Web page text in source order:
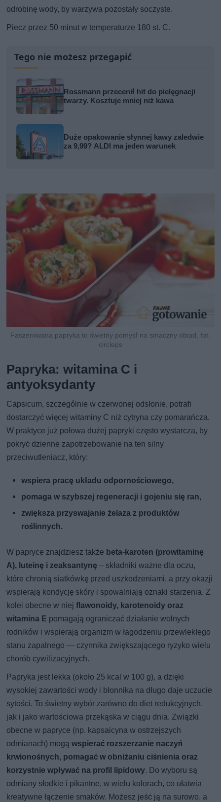
odrobinę wody, by warzywa pozostały soczyste.
Piecz przez 50 minut w temperaturze 180 st. C.
Tego nie możesz przegapić
Rossmann przecenił hit do pielęgnacji
twarzy. Kosztuje mniej niż kawa
Duże opakowanie słynnej kawy zaledwie
za 9,99? ALDI ma jeden warunek
Faszerowana papryka to świetny pomysł na smaczny obiad, fot.
circleps
Papryka: witamina C i
antyoksydanty
Capsicum, szczególnie w czerwonej odsłonie, potrafi
dostarczyć więcej witaminy C niż cytryna czy pomarańcza.
W praktyce już połowa dużej papryki często wystarcza, by
pokryć dzienne zapotrzebowanie na ten silny
przeciwutleniacz, który:
wspiera pracę układu odpornościowego,
pomaga w szybszej regeneracji i gojeniu się ran,
zwiększa przyswajanie żelaza z produktów
roślinnych.
W papryce znajdziesz także beta-karoten (prowitaminę
A), luteinę i zeaksantynę – składniki ważne dla oczu,
które chronią siatkówkę przed uszkodzeniami, a przy okazji
wspierają kondycję skóry i spowalniają oznaki starzenia. Z
kolei obecne w niejflawonoidy, karotenoidy oraz
witamina E pomagają ograniczać działanie wolnych
rodników i wspierają organizm w łagodzeniu przewlekłego
stanu zapalnego — czynnika zwiększającego ryzyko wielu
chorób cywilizacyjnych.
Papryka jest lekka (około 25 kcal w 100 g), a dzięki
wysokiej zawartości wody i błonnika na długo daje uczucie
sytości. To świetny wybór zarówno do diet redukcyjnych,
jak i jako wartościowa przekąska w ciągu dnia. Związki
obecne w papryce (np. kapsaicyna w ostrzejszych
odmianach) mogąwspierać rozszerzanie naczyń
krwionośnych, pomagać w obniżaniu ciśnienia oraz
korzystnie wpływać na profil lipidowy. Do wyboru są
odmiany słodkie i pikantne, w wielu kolorach, co ułatwia
kreatywne łączenie smaków. Możesz jeść ją na surowo, a